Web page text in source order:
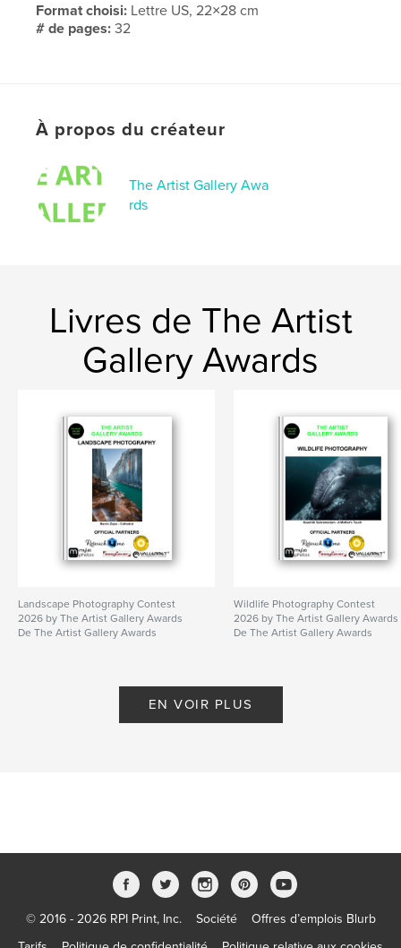
Format choisi: Lettre US, 22×28 cm
# de pages:32
À propos du créateur
The Artist Gallery Awa
rds
Livres de The Artist
Gallery Awards
Landscape Photography Contest
2026 by The Artist Gallery Awards
De The Artist Gallery Awards
Wildlife Photography Contest
2026 by The Artist Gallery Awards
De The Artist Gallery Awards
EN VOIR PLUS
© 2016 - 2026 RPI Print, Inc. Société
Offres d’emplois Blurb